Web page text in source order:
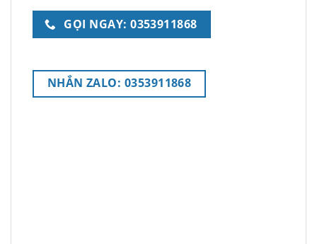
GỌI NGAY: 0353911868
NHẮN ZALO: 0353911868